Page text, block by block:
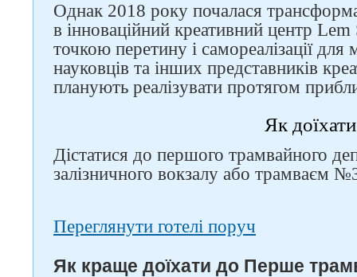
Однак 2018 року почалася
в інноваційний креативний центр
точкою перетину і самореалізації для
науковців та інших представників
планують реалізувати протягом
Як доїхати
Дістатися до першого трамвайного
залізничного вокзалу або трамваєм
Переглянути готелі поруч
Як краще доїхати до Перше